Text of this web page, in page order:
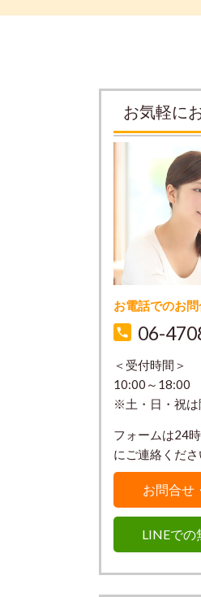
お気軽に
お電話でのお
06-
＜受付時間＞
10:00～18:00
※土・日・祝は
フォームは24
にご連絡くださ
お問合せ
LINEでの